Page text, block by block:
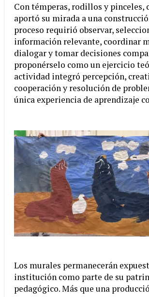
Con témperas, rodillos y pinceles,
aportó su mirada a una
proceso requirió observar,
información relevante, coordinar
dialogar y tomar decisiones
proponérselo como un ejercicio
actividad integró percepción,
cooperación y resolución de
única experiencia de aprendizaje
Los murales permanecerán
institución como parte de su
pedagógico. Más que una